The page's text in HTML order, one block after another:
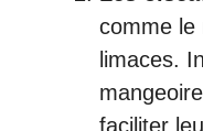
comme le
limaces.
faciliter